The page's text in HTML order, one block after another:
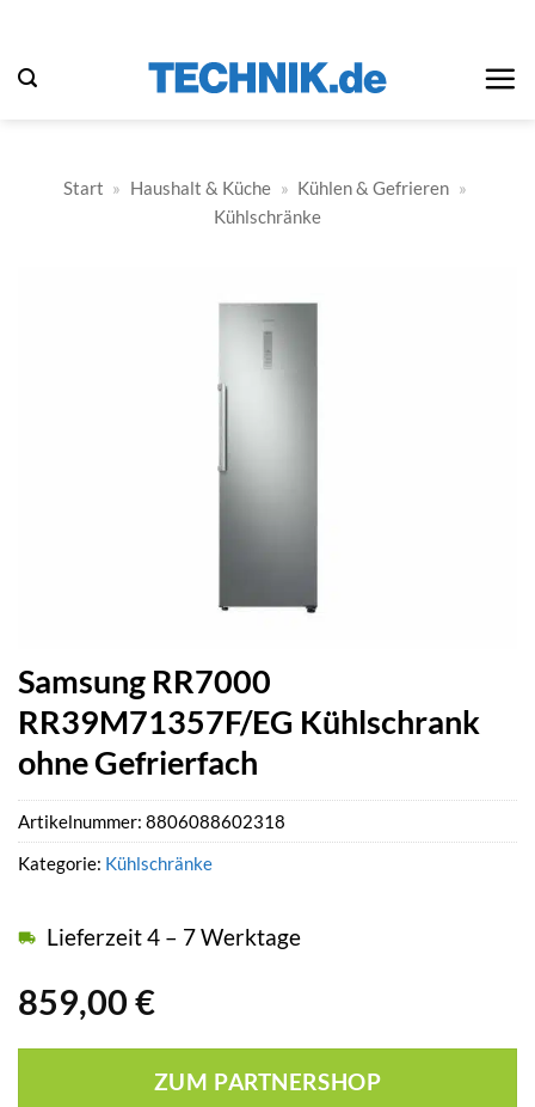
springen
Start » Haushalt & Küche » Kühlen & Gefrieren »
Kühlschränke
Samsung RR7000
RR39M71357F/EG Kühlschrank
ohne Gefrierfach
859,00 €
Lieferzeit 4 – 7 Werktage
ZUM PARTNERSHOP
Artikelnummer: 8806088602318
Kategorie: Kühlschränke